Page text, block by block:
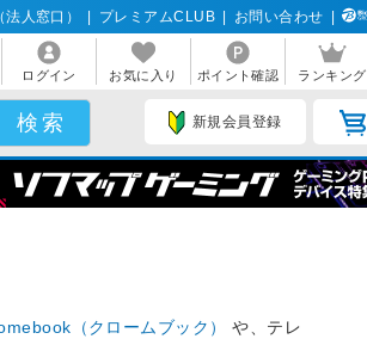
人窓口） プレミアムCLUB お問い合わせ
ログイン お気に入り ポイント確認 ランキング
新規会員登録
（クロームブック）
や、テレ